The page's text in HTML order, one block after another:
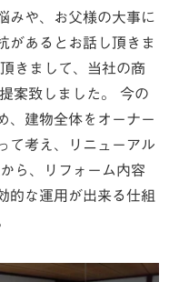
みや、お父様の大事に
があるとお話し頂きま
きまして、当社の商
案致しました。 今の
、建物全体をオーナー
て考え、リニューアル
ら、リフォーム内容
的な運用が出来る仕組